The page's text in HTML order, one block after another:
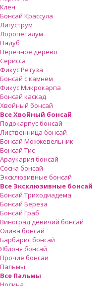
Клен
Бонсай Крассула
Лигуструм
Лоропеталум
Падуб
Перечное дерево
Серисса
Фикус Ретуза
Бонсай с камнем
Фикус Микрокарпа
Бонсай каскад
Хвойный бонсай
Все Хвойный бонсай
Подокарпус бонсай
Лиственница бонсай
Бонсай Можжевельник
Бонсай Тис
Араукария бонсай
Сосна бонсай
Эксклюзивные бонсай
Все Эксклюзивные бонсай
Бонсай Триходиадема
Бонсай Береза
Бонсай Граб
Виноград девичий бонсай
Олива бонсай
Барбарис бонсай
Яблоня бонсай
Прочие бонсаи
Пальмы
Все Пальмы